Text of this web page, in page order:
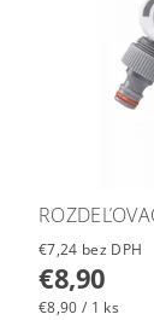
€7,24 bez DPH
€8,90
€8,90 / 1 ks